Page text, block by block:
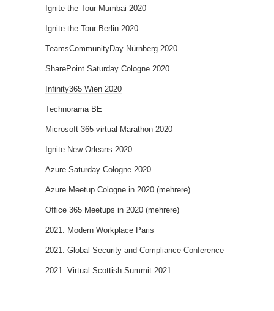
Ignite the Tour Mumbai 2020
Ignite the Tour Berlin 2020
TeamsCommunityDay Nürnberg 2020
SharePoint Saturday Cologne 2020
Infinity365 Wien 2020
Technorama BE
Microsoft 365 virtual Marathon 2020
Ignite New Orleans 2020
Azure Saturday Cologne 2020
Azure Meetup Cologne in 2020 (mehrere)
Office 365 Meetups in 2020 (mehrere)
2021: Modern Workplace Paris
2021: Global Security and Compliance Conference
2021: Virtual Scottish Summit 2021